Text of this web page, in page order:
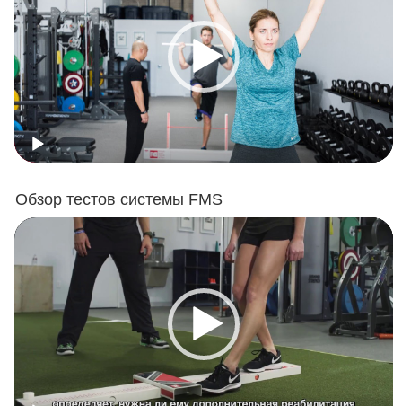
Обзор тестов системы FMS